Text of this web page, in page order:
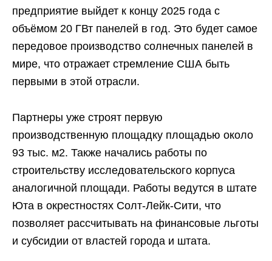
предприятие выйдет к концу 2025 года с
объёмом 20 ГВт панелей в год. Это будет самое
передовое производство солнечных панелей в
мире, что отражает стремление США быть
первыми в этой отрасли.
Партнеры уже строят первую
производственную площадку площадью около
93 тыс. м2. Также начались работы по
строительству исследовательского корпуса
аналогичной площади. Работы ведутся в штате
Юта в окрестностях Солт-Лейк-Сити, что
позволяет рассчитывать на финансовые льготы
и субсидии от властей города и штата.